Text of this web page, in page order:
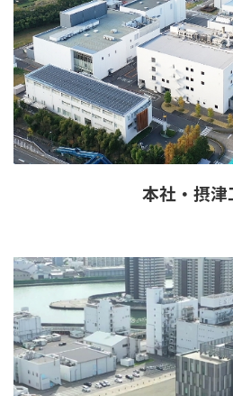
本社・摂津